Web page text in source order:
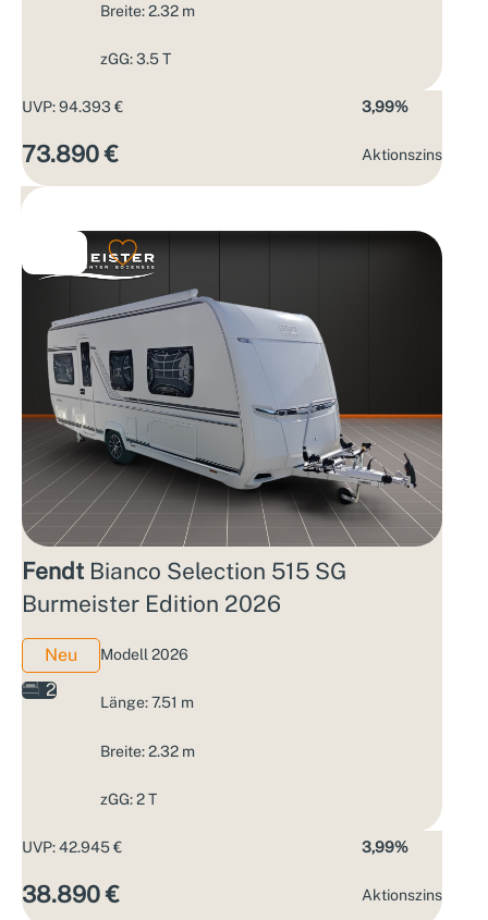
Breite: 2.32 m
zGG: 3.5 T
UVP: 94.393 €
73.890 €
3,99%
Aktions­zins
Fendt Bianco Selection 515 SG
Burmeister Edition 2026
Neu
2
Modell 2026
Länge: 7.51 m
Breite: 2.32 m
zGG: 2 T
UVP: 42.945 €
38.890 €
3,99%
Aktions­zins